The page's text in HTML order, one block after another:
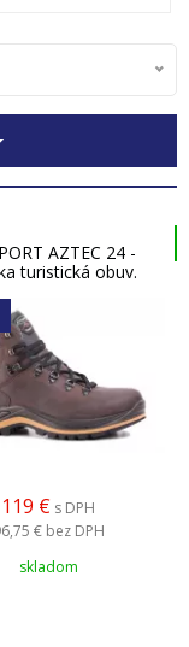
AZTEC 24 -
turistická obuv.
119 € s DPH
€ bez DPH
skladom